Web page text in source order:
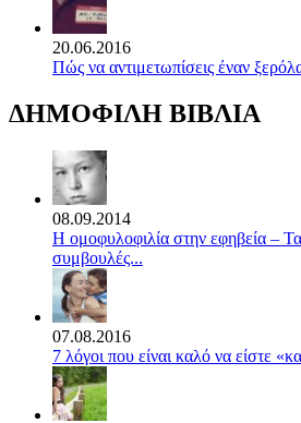
20.06.2016
Πώς να αντιμετωπίσεις έναν
ΔΗΜΟΦΙΛΗ ΒΙΒΛΙΑ
08.09.2014
Η ομοφυλοφιλία στην εφηβεία –
συμβουλές...
07.08.2016
7 λόγοι που είναι καλό να είστε